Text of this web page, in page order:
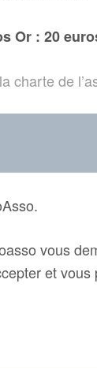
Or : 20
la charte de
vous
et